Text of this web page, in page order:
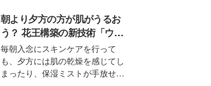
ションの完成度を高めるベースと
して、“髪そのものの美しさ”に改
めて注目する人が増えている様
子。今回は、そんな憧れの艶やか
な髪を日常で叶える、美容好きの
女性たちのヘアケア事情を紹介し
朝より夕方の方が肌がうるお
う？ 花王構築の新技術「ウォ
ーターキャプチャリングスキ
ン（捕水肌）」がスキンケア
の常識を変える予感
毎朝入念にスキンケアを行って
も、夕方には肌の乾燥を感じてし
まったり、保湿ミストが手放せな